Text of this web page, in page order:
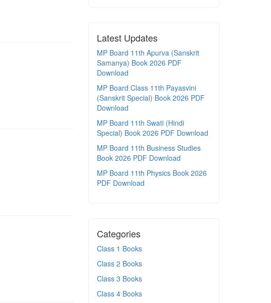
Latest Updates
MP Board 11th Apurva (Sanskrit
Samanya) Book 2026 PDF
Download
MP Board Class 11th Payasvini
(Sanskrit Special) Book 2026 PDF
Download
MP Board 11th Swati (Hindi
Special) Book 2026 PDF Download
MP Board 11th Business Studies
Book 2026 PDF Download
MP Board 11th Physics Book 2026
PDF Download
Categories
Class 1 Books
Class 2 Books
Class 3 Books
Class 4 Books